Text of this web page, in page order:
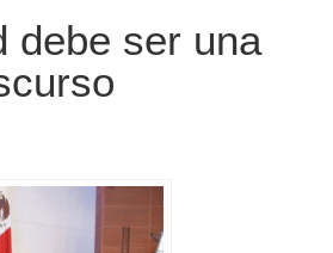
debe ser una